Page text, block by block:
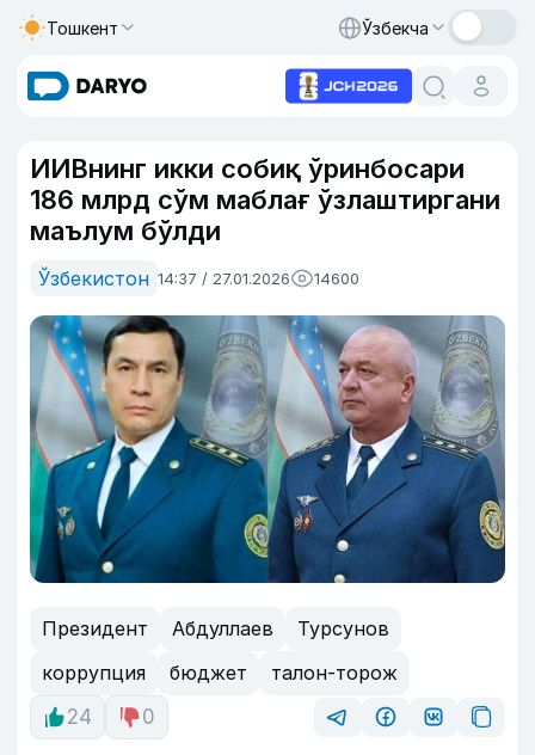
Тошкент Ўзбекча
ИИВнинг икки собиқ ўринбосари
186 млрд сўм маблағ ўзлаштиргани
маълум бўлди
Ўзбекистон 14:37 / 27.01.2026 14600
Президент Абдуллаев
Турсунов
коррупция
бюджет
талон-торож
24
0